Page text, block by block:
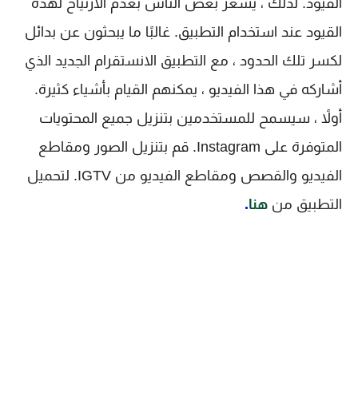
القيود. لذلك ، يشعر بعض الناس بعدم الارتياح لهذه
القيود عند استخدام التطبيق. غالبًا ما يبحثون عن بدائل
لكسر تلك الحدود ، مع التطبيق الانستقرام الجديد الذي
أشاركه في هذا الفيديو ، يمكنهم القيام بأشياء كثيرة.
أولاً ، سيسمح للمستخدمين بتنزيل جميع المحتويات
المتوفرة على Instagram. قم بتنزيل الصور ومقاطع
الفيديو والقصص ومقاطع الفيديو من IGTV. لتحميل
التطبيق من هنا.